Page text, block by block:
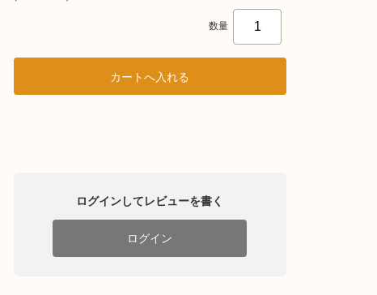
数量
ログインしてレビューを書く
ログイン